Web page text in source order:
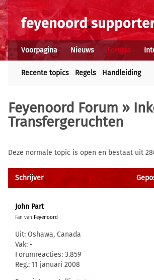
Voorpagina Nieuws Forums
Recente topics Regels Handleiding
Feyenoord Forum »
Transfergeruchten
Deze normale topic is open en bestaat uit
Schrijver
John Part
Fan van Feyenoord
Uit: Oshawa, Canada
Vak: -
Forumreacties: 3.859
Reg.: 11 januari 2008